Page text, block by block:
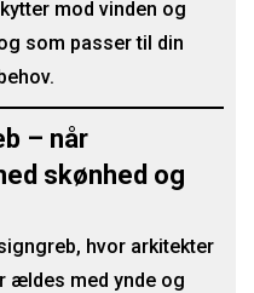
mod vinden og
som passer til din
– når
skønhed og
hvor arkitekter
ældes med ynde og